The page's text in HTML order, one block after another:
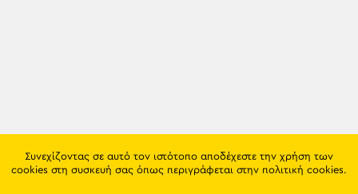
Συνεχίζοντας σε αυτό τον ιστότοπο αποδέχεστε την χρήση των
cookies στη συσκευή σας όπως περιγράφεται στην πολιτική cookies.